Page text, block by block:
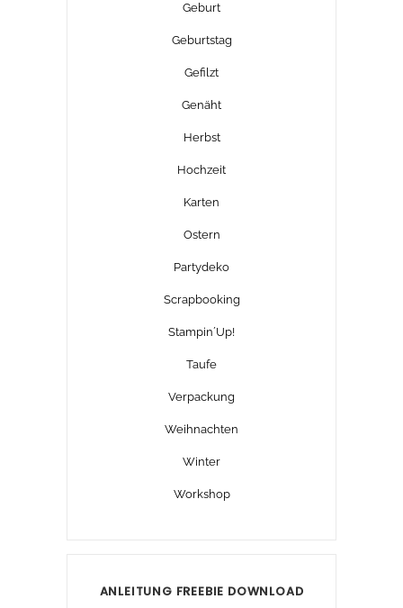
Geburt
Geburtstag
Gefilzt
Genäht
Herbst
Hochzeit
Karten
Ostern
Partydeko
Scrapbooking
Stampin´Up!
Taufe
Verpackung
Weihnachten
Winter
Workshop
ANLEITUNG FREEBIE DOWNLOAD